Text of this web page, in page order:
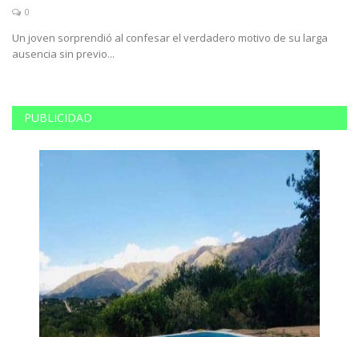
0
Un joven sorprendió al confesar el verdadero motivo de su larga
ausencia sin previo...
PUBLICIDAD